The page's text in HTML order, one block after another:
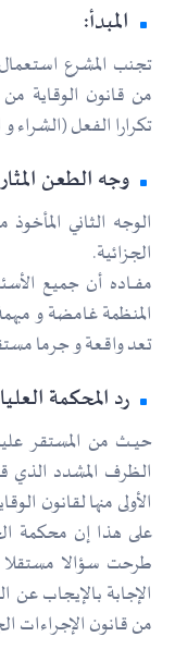
المبدأ:
من قانون الوقاية من
تكرارا الفعل (الشراء و
وجه الطعن
الجزائية.
مفـــاده أن جميع
المنظمة غامضة و
تعد واقعة و جرما
رد المحكمة
الظرف المشدد الذي
الأولى منها لقانون
على هذا إن محكمة
طرحت سؤالا
من قانون الإجراءات